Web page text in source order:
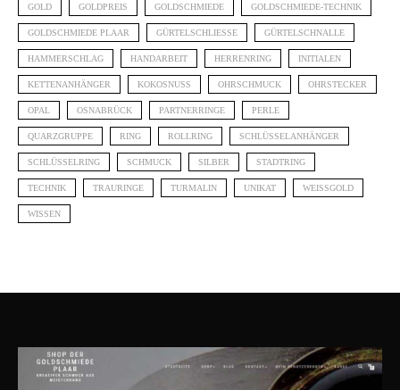
GOLD GOLDPREIS GOLDSCHMIEDE GOLDSCHMIEDE-TECHNIK
GOLDSCHMIEDE PLAAR GÜRTELSCHLIESSE GÜRTELSCHNALLE
HAMMERSCHLAG HANDARBEIT HERRENRING INITIALEN
KETTENANHÄNGER KOKOSNUSS OHRSCHMUCK OHRSTECKER
OPAL OSNABRÜCK PARTNERRINGE PERLE
QUARZGRUPPE RING ROLLRING SCHLÜSSELANHÄNGER
SCHLÜSSELRING SCHMUCK SILBER STADTRING
TECHNIK TRAURINGE TURMALIN UNIKAT WEISSGOLD
WISSEN